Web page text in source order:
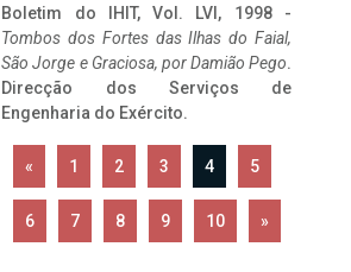
Boletim do IHIT, Vol. LVI, 1998 -
Tombos dos Fortes das Ilhas do Faial,
São Jorge e Graciosa, por Damião Pego.
Direcção dos Serviços de
Engenharia do Exército.
« 1 2 3 4 5
6 7 8 9 10 »